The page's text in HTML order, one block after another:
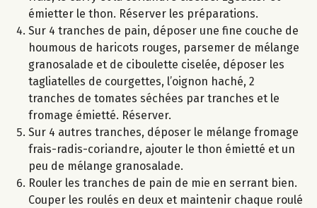
émietter le thon. Réserver les préparations.
Sur 4 tranches de pain, déposer une fine couche de
houmous de haricots rouges, parsemer de mélange
granosalade et de ciboulette ciselée, déposer les
tagliatelles de courgettes, l’oignon haché, 2
tranches de tomates séchées par tranches et le
fromage émietté. Réserver.
Sur 4 autres tranches, déposer le mélange fromage
frais-radis-coriandre, ajouter le thon émietté et un
peu de mélange granosalade.
Rouler les tranches de pain de mie en serrant bien.
Couper les roulés en deux et maintenir chaque roulé